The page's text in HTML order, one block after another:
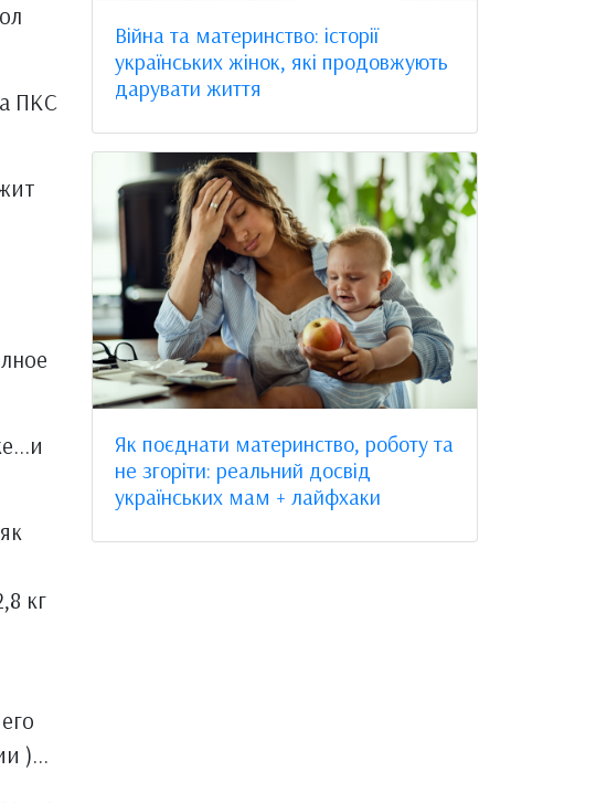
ПКС
кг
)...
Війна та материнство: історії
українських жінок, які продовжують
дарувати життя
Як поєднати материнство, роботу та
не згоріти: реальний досвід
українських мам + лайфхаки